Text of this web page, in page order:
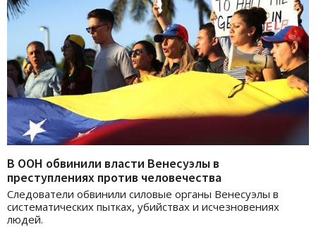
В ООН обвинили власти Венесуэлы в
преступлениях против человечества
Следователи обвинили силовые органы Венесуэлы в
систематических пытках, убийствах и исчезновениях
людей.